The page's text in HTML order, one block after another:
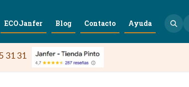
ECOJanfer Blog Contacto Ayuda
31 31